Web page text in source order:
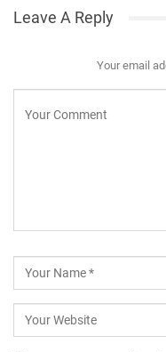
Leave A Reply
Your email